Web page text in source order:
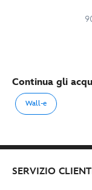
Continua gli
Wall-e
SERVIZIO